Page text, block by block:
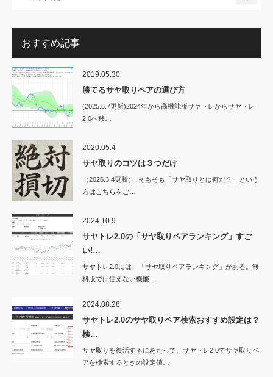
おすすめ記事
2019.05.30
勝てるサヤ取りペアの選び方
(2025.5.7更新)2024年から高機能版サヤトレからサヤトレ
2.0へ移…
2020.05.4
サヤ取りのコツは３つだけ
（2026.3.4更新）↓そもそも「サヤ取りとは何だ？」という
方はこちらをご…
2024.10.9
サヤトレ2.0の「サヤ取りペアランキング」すご
い!…
サヤトレ2.0には、「サヤ取りペアランキング」がある。無
料版では使えない機能…
2024.08.28
サヤトレ2.0のサヤ取りペア検索おすすめ設定は？
検…
サヤ取りを復活するにあたって、サヤトレ2.0でサヤ取りペ
アを検索するときの設定値…